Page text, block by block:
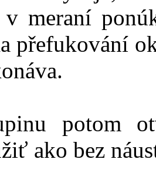
meraní
přefukování
potom
ako bez